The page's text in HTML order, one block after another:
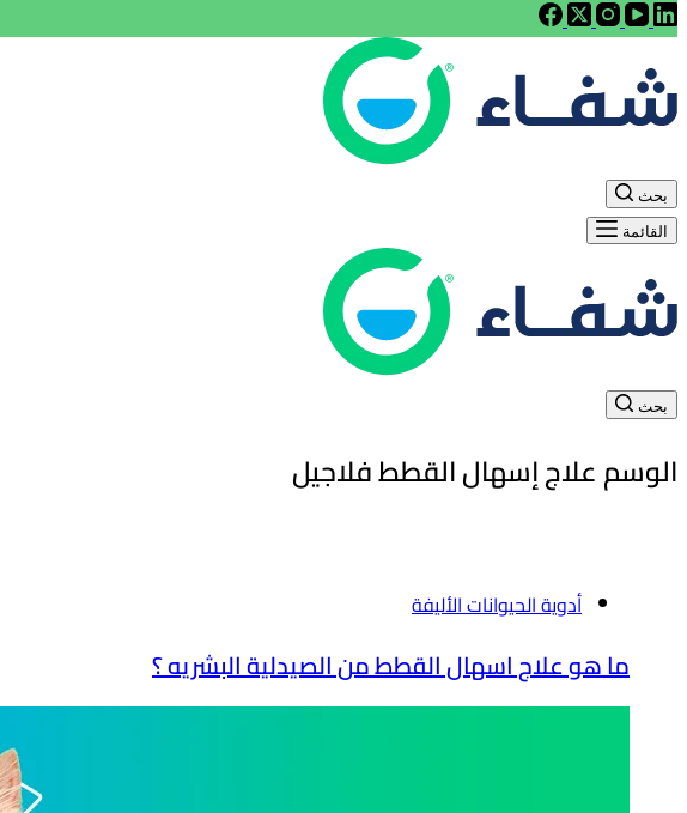
بحث
القائمة
بحث
الوسمعلاج إسهال القطط فلاجيل
أدوية الحيوانات الأليفة
ما هو علاج اسهال القطط من الصيدلية البشريه ؟